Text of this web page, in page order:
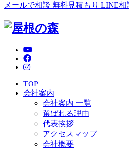
メールで相談 無料見積もり LINE相
TOP
会社案内
会社案内 一覧
選ばれる理由
代表挨拶
アクセスマップ
会社概要